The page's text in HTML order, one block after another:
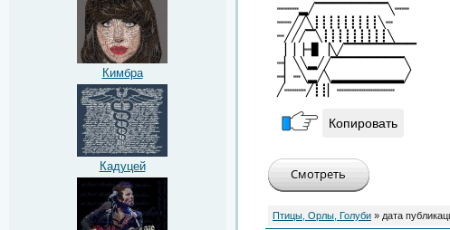
Кимбра
Кадуцей
┉┉┉▂╱▔▔▔▔▔▔▔▔╲┉┉
┉┉╱╱╲┋┋┋┋┋┋┋┋┋╲┉
┉╱╱╱▔╲┋┋┋┋┋┋┋┋┋╲
▕▕▕┉▊▕╲╱▔▔▔▔▔▔▔▔
┉▏╲╲▂╱╱▔▔▔▔▔▔▔▔╲
┉▏┉╲▂╱╲▂▂▂▂▂▂▂▂╱
╱┉┉┉╱┋┋▏┉┉┉┉┉┉┉┉
Копировать
Птицы, Орлы, Голуби » дата